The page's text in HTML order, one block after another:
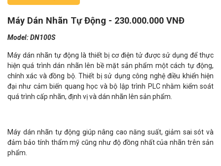
Máy Dán Nhãn Tự Động - 230.000.000 VNĐ
Model: DN100S
Máy dán nhãn tự động là thiết bị cơ điện tử được sử dụng để thực
hiện quá trình dán nhãn lên bề mặt sản phẩm một cách tự động,
chính xác và đồng bộ. Thiết bị sử dụng công nghệ điều khiển hiện
đại như cảm biến quang học và bộ lập trình PLC nhằm kiểm soát
quá trình cấp nhãn, định vị và dán nhãn lên sản phẩm.
Máy dán nhãn tự động giúp nâng cao năng suất, giảm sai sót và
đảm bảo tính thẩm mỹ cũng như độ đồng nhất của nhãn trên sản
phẩm.